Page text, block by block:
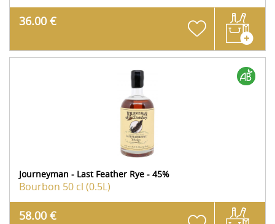
36.00 €
Journeyman - Last Feather Rye - 45%
Bourbon 50 cl (0.5L)
58.00 €